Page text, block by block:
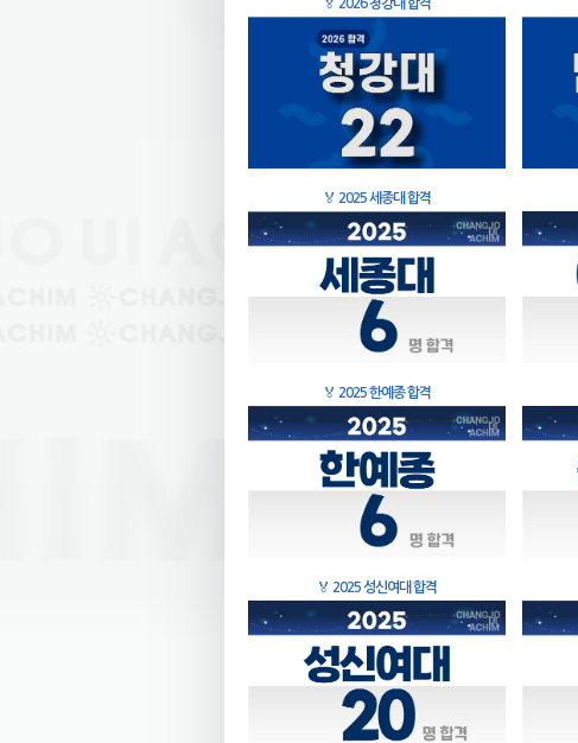
🏅 2026 청강대 합격
🏅 2025 세종대 합격
🏅 2025 한예종 합격
🏅 2025 성신여대 합격